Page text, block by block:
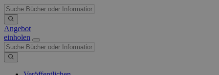
Angebot
einholen